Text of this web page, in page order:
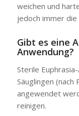
weichen und
jedoch immer
Gibt es eine
Anwendung?
Sterile
Säuglingen
angewendet
reinigen.